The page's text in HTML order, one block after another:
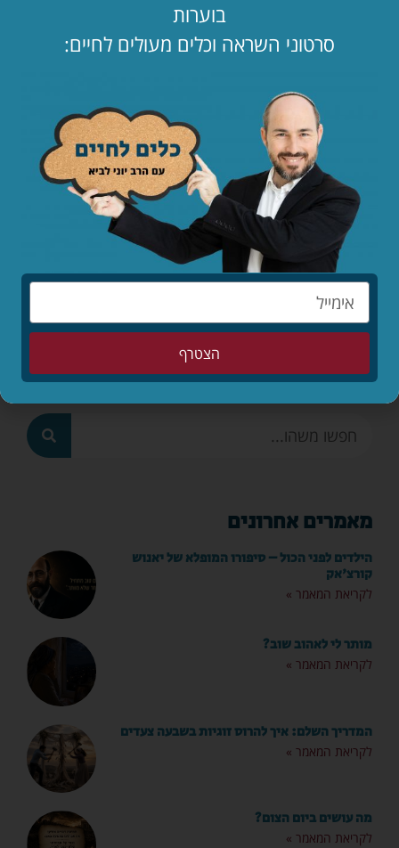
כתבו תגובה
שתפו
מאמרים אחרונים
הילדים לפני הכול – סיפורו המופלא של יאנוש
קורצ'אק
לקריאת המאמר »
מותר לי לאהוב שוב?
לקריאת המאמר »
המדריך השלם: איך להרוס זוגיות בשבעה צעדים
לקריאת המאמר »
מה עושים ביום הצום?
לקריאת המאמר »
בוערות
סרטוני השראה וכלים מעולים לחיים:
הצטרף